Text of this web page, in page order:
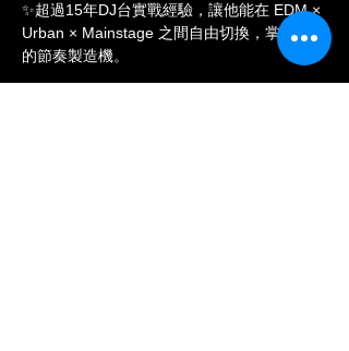
✨超過15年DJ台實戰經驗，讓他能在 EDM ×
Urban × Mainstage 之間自由切換，掌控全場
的節奏製造機。